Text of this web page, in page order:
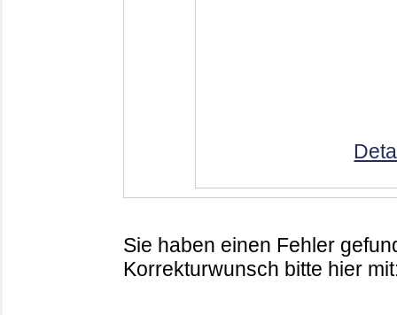
Sie haben einen Fehler
Korrekturwunsch bitte hier